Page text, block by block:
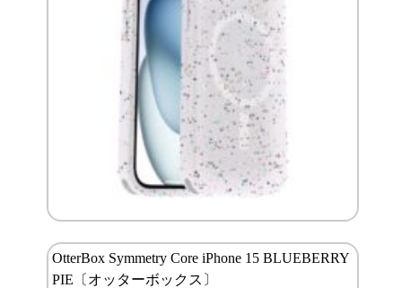
OtterBox Symmetry Core iPhone 15 BLUEBERRY
PIE〔オッターボックス〕